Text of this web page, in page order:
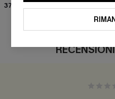
37,00 €